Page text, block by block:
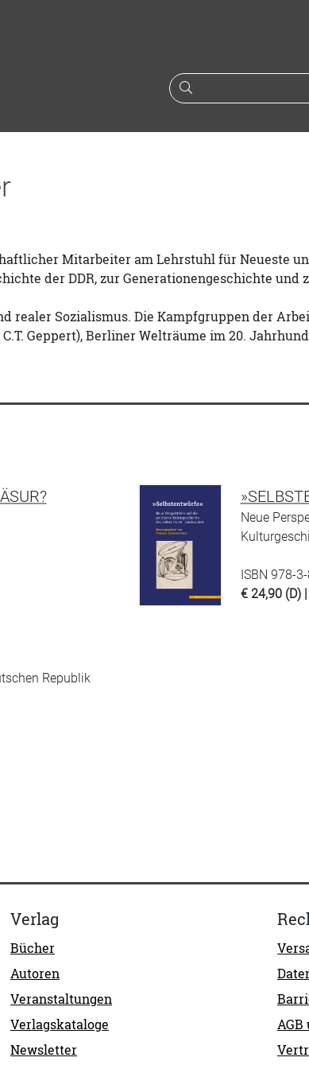
Mitarbeiter am Lehrstuhl für Neueste
der DDR, zur Generationengeschichte und
realer Sozialismus. Die Kampfgruppen der
Geppert), Berliner Welträume im 20.
Neue
ISBN 978-
€ 24,90 (D)
Republik
Verlag
Bücher
Autoren
Veranstaltungen
Verlagskataloge
Newsletter